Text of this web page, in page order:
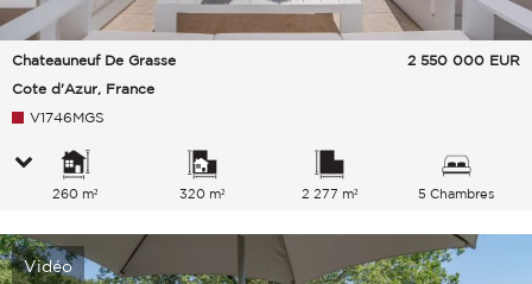
Chateauneuf De Grasse
Cote d'Azur, France
2 550 000 EUR
V1746MGS
260 m² 320 m² 2 277 m² 5 Chambres
Vidéo